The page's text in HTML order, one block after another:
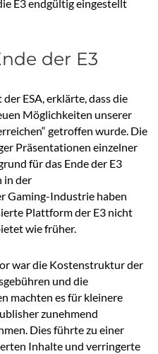
E3 endgültig eingestellt
der E3
ESA, erklärte, dass die
Möglichkeiten unserer
getroffen wurde. Die
Präsentationen einzelner
für das Ende der E3
in der
Gaming-Industrie haben
Plattform der E3 nicht
wie früher.
war die Kostenstruktur der
und die
machten es für kleinere
zunehmend
Dies führte zu einer
Inhalte und verringerte